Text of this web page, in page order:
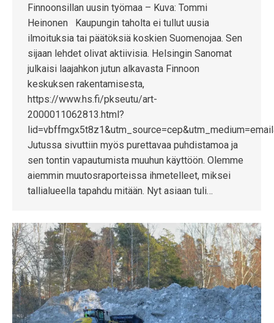
Finnoonsillan uusin työmaa – Kuva: Tommi
Heinonen Kaupungin taholta ei tullut uusia
ilmoituksia tai päätöksiä koskien Suomenojaa. Sen
sijaan lehdet olivat aktiivisia. Helsingin Sanomat
julkaisi laajahkon jutun alkavasta Finnoon
keskuksen rakentamisesta,
https://www.hs.fi/pkseutu/art-
2000011062813.html?
Jutussa sivuttiin myös purettavaa puhdistamoa ja
sen tontin vapautumista muuhun käyttöön. Olemme
aiemmin muutosraporteissa ihmetelleet, miksei
tallialueella tapahdu mitään. Nyt asiaan tuli…